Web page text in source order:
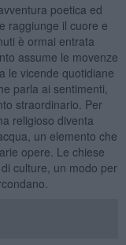
poetica ed
raggiunge il cuore e
è ormai entrata
assume le movenze
le vicende quotidiane
parla ai sentimenti,
straordinario. Per
religioso diventa
un elemento che
opere. Le chiese
culture, un modo per